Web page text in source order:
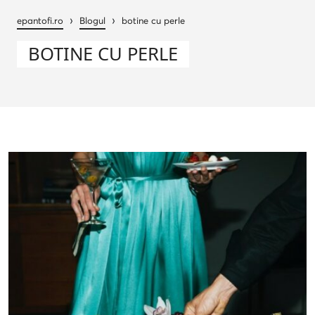
epantofi.ro › Blogul › botine cu perle
BOTINE CU PERLE